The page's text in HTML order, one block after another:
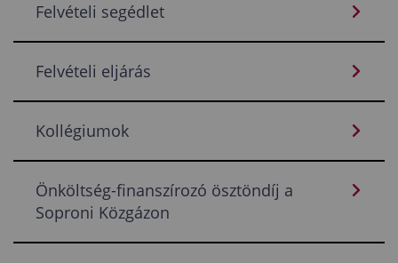
Felvételi segédlet
Felvételi eljárás
Kollégiumok
Önköltség-finanszírozó ösztöndíj a
Soproni Közgázon